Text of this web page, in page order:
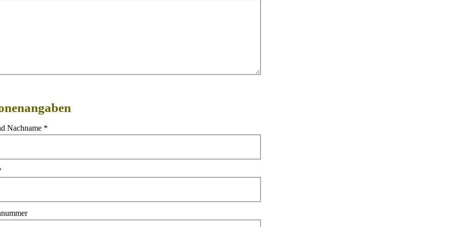
Nachname *